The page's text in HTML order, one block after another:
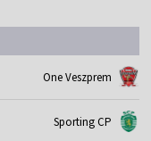
One Veszprem
Sporting CP